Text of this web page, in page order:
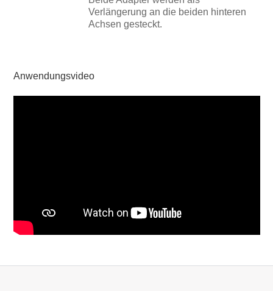
Verlängerung an die beiden hinteren
Achsen gesteckt.
Anwendungsvideo